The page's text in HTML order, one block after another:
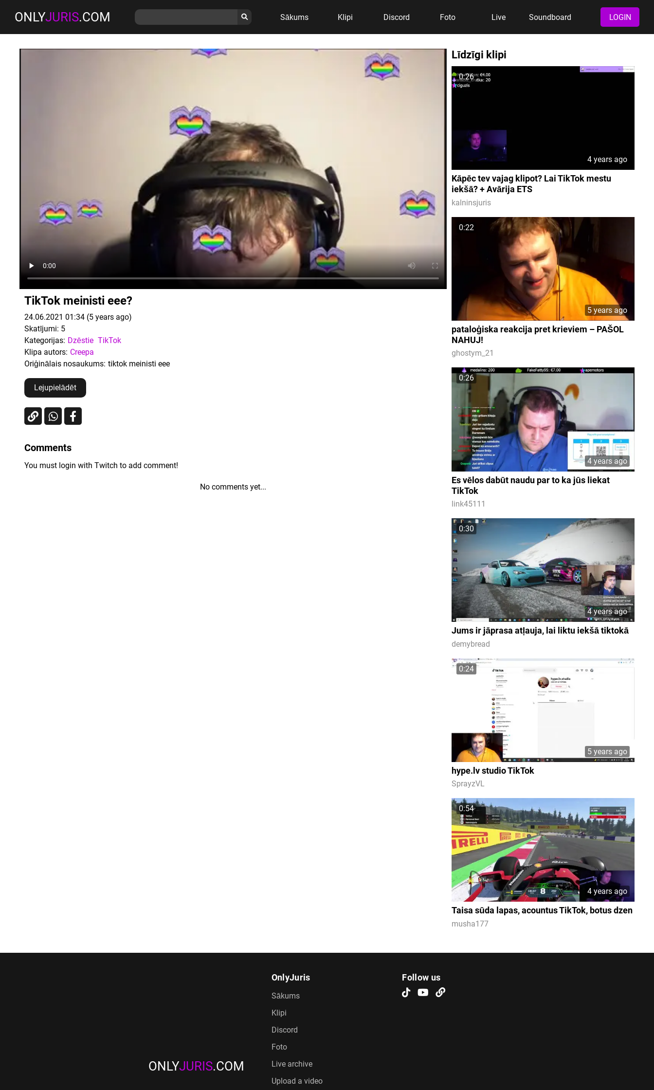
ONLYJURIS.COM Sākums Klipi Discord Foto Live Soundboard LOGIN
TikTok meinisti eee?
24.06.2021 01:34 (5 years ago)
Skatījumi: 5
Kategorijas: Dzēstie TikTok
Klipa autors: Creepa
Oriģinālais nosaukums: tiktok meinisti eee
Lejupielādēt
Comments
You must login with Twitch to add comment!
No comments yet...
Līdzīgi klipi
0:26
4 years ago
Kāpēc tev vajag klipot? Lai TikTok mestu
iekšā? + Avārija ETS
kalninsjuris
0:22
5 years ago
pataloģiska reakcija pret krieviem – PAŠOL
NAHUJ!
ghostym_21
0:26
4 years ago
Es vēlos dabūt naudu par to ka jūs liekat
TikTok
link45111
0:30
4 years ago
Jums ir jāprasa atļauja, lai liktu iekšā tiktokā
demybread
0:24
5 years ago
hype.lv studio TikTok
SprayzVL
0:54
4 years ago
Taisa sūda lapas, acountus TikTok, botus dzen
musha177
ONLYJURIS.COM
OnlyJuris
Sākums
Klipi
Discord
Foto
Live archive
Upload a video
Follow us